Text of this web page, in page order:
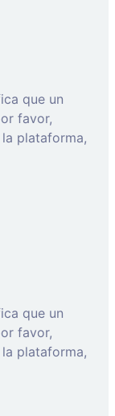
que un
favor,
plataforma,
que un
favor,
plataforma,